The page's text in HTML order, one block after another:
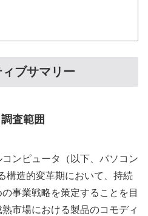
ブサマリー
査範囲
ンピュータ（以下、パソコン
構造的変革期において、持続
事業戦略を策定することを目
市場における製品のコモディ